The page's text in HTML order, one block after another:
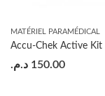
MATÉRIEL PARAMÉDICAL
150.00 د.م.